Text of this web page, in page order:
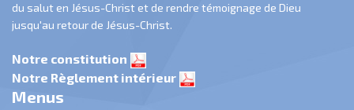
du salut en Jésus-Christ et de rendre témoignage de Dieu
jusqu'au retour de Jésus-Christ.
Notre constitution
Notre Règlement intérieur
Menus